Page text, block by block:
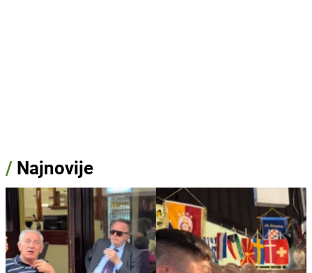
/ Najnovije